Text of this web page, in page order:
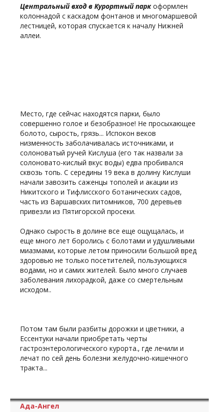
Центральный вход в Курортный паркоформлен
колоннадой с каскадом фонтанов и многомаршевой
лестницей, которая спускается к началу Нижней
аллеи.
Место, где сейчас находятся парки, было
совершенно голое и безобразное! Не просыхающее
болото, сырость, грязь... Испокон веков
низменность заболачивалась источниками, и
солоноватый ручей Кислуша (его так назвали за
солоновато-кислый вкус воды) едва пробивался
сквозь топь. С середины 19 века в долину Кислуши
начали завозить саженцы тополей и акации из
Никитского и Тифлисского ботанических садов,
часть из Варшавских питомников, 700 деревьев
привезли из Пятигорской просеки.
Однако сырость в долине все еще ощущалась, и
еще много лет боролись с болотами и удушливыми
миазмами, которые летом приносили большой вред
здоровью не только посетителей, пользующихся
водами, но и самих жителей. Было много случаев
заболевания лихорадкой, даже со смертельным
исходом..
Потом там были разбиты дорожки и цветники, а
Ессентуки начали приобретать черты
гастроэнтерологического курорта., где лечили и
лечат по сей день болезни желудочно-кишечного
тракта...
Ада-Ангел